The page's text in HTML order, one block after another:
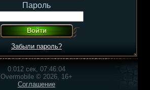
Пароль
Забыли пароль?
0.012 сек, 07:46:04
Overmobile © 2026, 16+
Соглашение